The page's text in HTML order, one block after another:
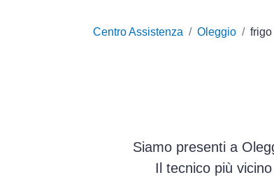
Centro Assistenza Oleggio frigo
Siamo presenti a
Il tecnico più